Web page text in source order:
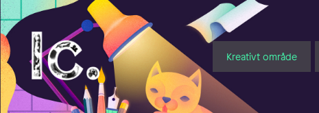
Illustratörcentrum
Kreativt område